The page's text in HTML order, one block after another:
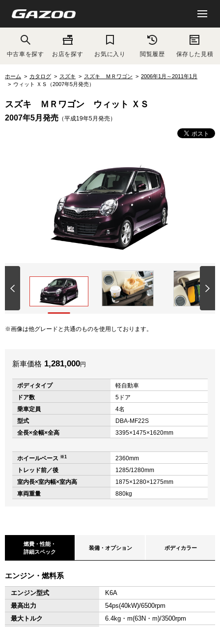
中古車を探す お店を探す お気に入り 閲覧履歴 保存した見積
ホーム カタログ スズキ スズキ ＭＲワゴン
2006年1月～2011年1月
ウィット ＸＳ（2007年5月発売）
スズキ ＭＲワゴン ウィット ＸＳ
2007年5月発売 （平成19年5月発売）
画像は他グレードと共通のものを使用しております。
新車価格 1,281,000円
ボディタイプ
軽自動車
ドア数
5ドア
乗車定員
4名
型式
DBA-MF22S
全長×全幅×全高
3395×1475×1620mm
ホイールベース ※1
2360mm
トレッド前／後
1285/1280mm
室内長×室内幅×室内高
1875×1280×1275mm
車両重量
880kg
燃費・性能・
詳細スペック
装備・オプション ボディカラー
エンジン・燃料系
エンジン型式
K6A
最高出力
54ps(40kW)/6500rpm
最大トルク
6.4kg・m(63N・m)/3500rpm